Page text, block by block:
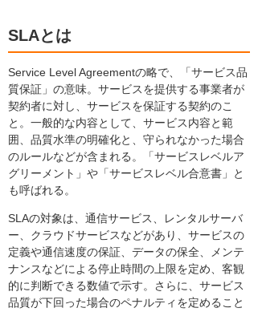
SLAとは
Service Level Agreementの略で、「サービス品
質保証」の意味。サービスを提供する事業者が
契約者に対し、サービスを保証する契約のこ
と。一般的な内容として、サービス内容と範
囲、品質水準の明確化と、守られなかった場合
のルールなどが含まれる。「サービスレベルア
グリーメント」や「サービスレベル合意書」と
も呼ばれる。
SLAの対象は、通信サービス、レンタルサーバ
ー、クラウドサービスなどがあり、サービスの
定義や通信速度の保証、データの保全、メンテ
ナンスなどによる停止時間の上限を定め、客観
的に判断できる数値で示す。さらに、サービス
品質が下回った場合のペナルティを定めること